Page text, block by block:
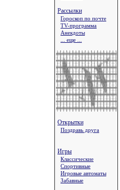
Рассылки
Гороскоп по почте
TV-программа
Анекдоты
... еще ...
Открытки
Поздравь друга
Игры
Классические
Спортивные
Игровые автоматы
Забавные